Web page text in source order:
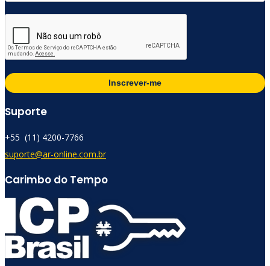
Inscrever-me
Suporte
+55 (11) 4200-7766​
suporte@ar-online.com.br
Carimbo do Tempo